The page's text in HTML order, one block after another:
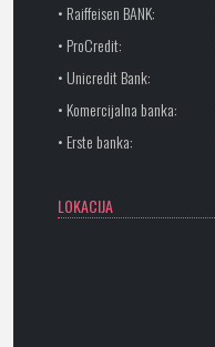
• Raiffeisen BANK:
• ProCredit:
• Unicredit Bank:
• Komercijalna banka:
• Erste banka:
LOKACIJA